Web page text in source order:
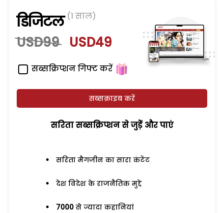
डिजिटल (1 साल)
USD99 USD49
सब्सक्रिप्शन गिफ्ट करें
सब्सक्राइब करें
सरिता सब्सक्रिप्शन से जुड़ेें और पाएं
सरिता मैगजीन का सारा कंटेंट
देश विदेश के राजनैतिक मुद्दे
7000 से ज्यादा कहानियां